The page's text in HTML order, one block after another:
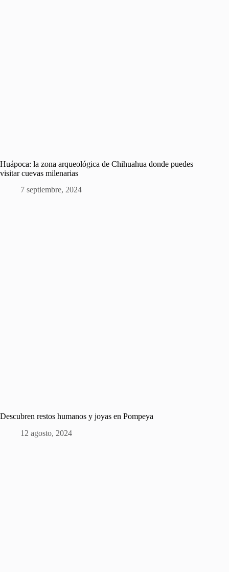
Huápoca: la zona arqueológica de Chihuahua donde puedes
visitar cuevas milenarias
7 septiembre, 2024
Descubren restos humanos y joyas en Pompeya
12 agosto, 2024